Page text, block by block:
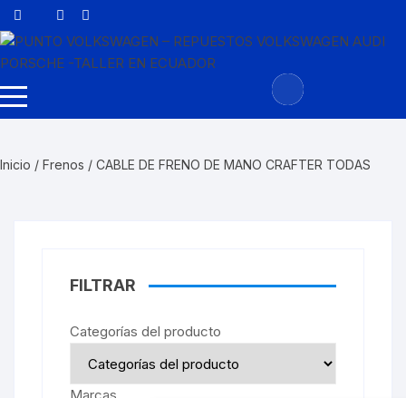
Saltar
al
Inicio / Frenos / CABLE DE FRENO DE MANO CRAFTER TODAS
FILTRAR
Categorías del producto